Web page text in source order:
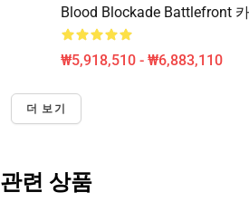
Blood Blockade Battlefront
₩5,918,510 - ₩6,883,110
더 보기
관련 상품